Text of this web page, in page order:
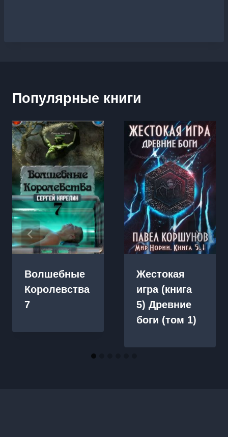
Популярные книги
Волшебные
Королевства
7
Жестокая
игра (книга
5) Древние
боги (том 1)